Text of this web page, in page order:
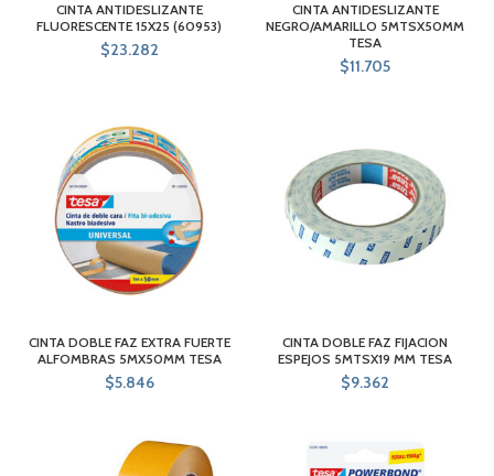
CINTA ANTIDESLIZANTE
FLUORESCENTE 15X25 (60953)
$23.282
CINTA ANTIDESLIZANTE
NEGRO/AMARILLO 5MTSX50MM
TESA
$11.705
CINTA DOBLE FAZ EXTRA FUERTE
ALFOMBRAS 5MX50MM TESA
$5.846
CINTA DOBLE FAZ FIJACION
ESPEJOS 5MTSX19 MM TESA
$9.362